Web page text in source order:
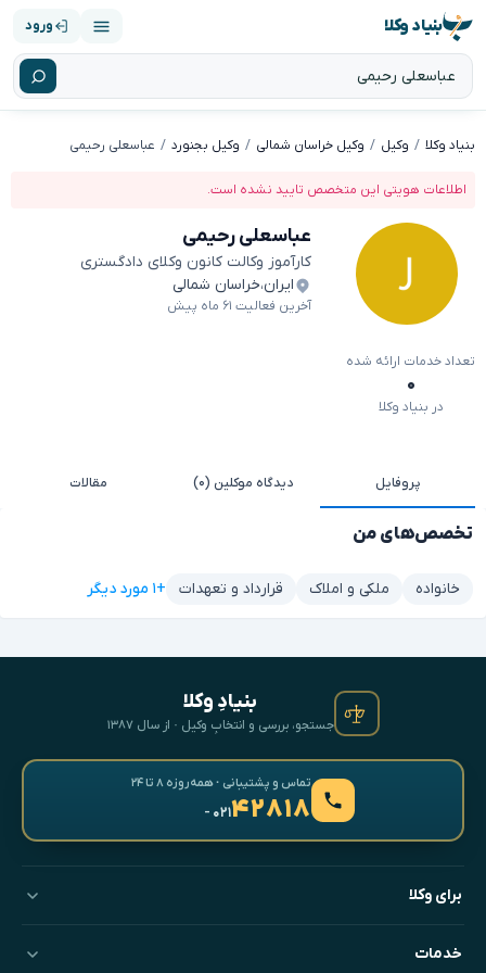
بنیاد وکلا ورود
بنیاد وکلا وکیل وکیل خراسان شمالی وکیل بجنورد عباسعلی رحیمی
اطلاعات هویتی این متخصص تایید نشده است.
عباسعلی رحیمی
کارآموز وکالت کانون وکلای دادگستری
ایران،خراسان شمالی
آخرین فعالیت ۶۱ ماه پیش
تعداد خدمات ارائه شده
۰
در بنیاد وکلا
پروفایل دیدگاه موکلین (۰) مقالات
تخصص‌های من
خانواده ملکی و املاک قرارداد و تعهدات +۱ مورد دیگر
بنیادِ وکلا
جستجو، بررسی و انتخابِ وکیل · از سال ۱۳۸۷
تماس و پشتیبانی · همه‌روزه ۸ تا ۲۴
۴۲۸۱۸- ۰۲۱
برای وکلا
خدمات